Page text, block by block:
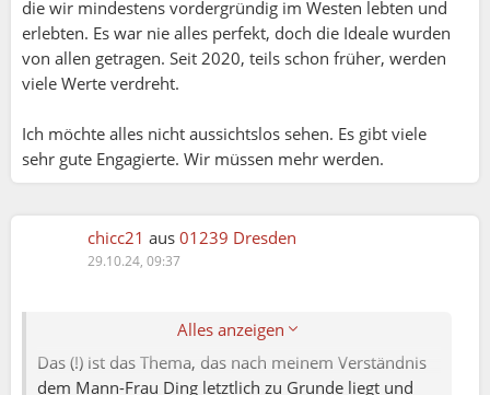
die wir mindestens vordergründig im Westen lebten und
erlebten. Es war nie alles perfekt, doch die Ideale wurden
von allen getragen. Seit 2020, teils schon früher, werden
viele Werte verdreht.
Ich möchte alles nicht aussichtslos sehen. Es gibt viele
sehr gute Engagierte. Wir müssen mehr werden.
chicc21 aus 01239 Dresden
29.10.24, 09:37
Alles anzeigen
Dante:
" ... genetisch gezüchtet, gesellschaftlich
indoktriniert und pharmazeutisch betäubt
passiv aufrechtzuerhalten – alles auf Kosten
unserer Freiheit, unserer vollen Menschlichkeit
und vielleicht auch unserer Seelen."
1932. Brave New World von Aldous Huxley:
https://www.goodreads.com/book/show/5129.Brave
Das (!) ist das Thema, das nach meinem Verständnis
dem Mann-Frau Ding letztlich zu Grunde liegt und